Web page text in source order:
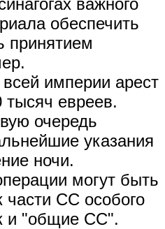
важного
обеспечить
принятием
всей империи арест
евреев.
очередь
указания
ночи.
могут быть
части СС особого
и "общие СС".